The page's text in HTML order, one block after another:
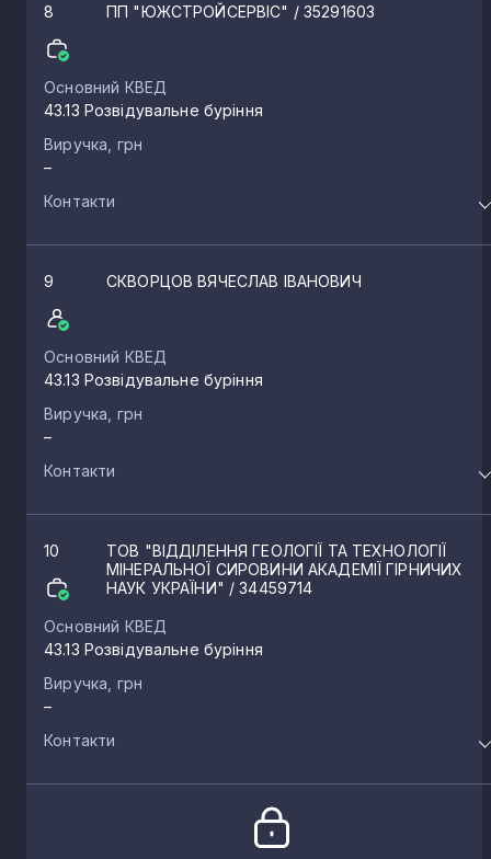
8 ПП "ЮЖСТРОЙСЕРВІС" / 35291603
Основний КВЕД
43.13 Розвідувальне буріння
Виручка, грн
–
Контакти
9 СКВОРЦОВ ВЯЧЕСЛАВ ІВАНОВИЧ
Основний КВЕД
43.13 Розвідувальне буріння
Виручка, грн
–
Контакти
10
ТОВ "ВІДДІЛЕННЯ ГЕОЛОГІЇ ТА ТЕХНОЛОГІЇ
МІНЕРАЛЬНОЇ СИРОВИНИ АКАДЕМІЇ ГІРНИЧИХ
НАУК УКРАЇНИ" / 34459714
Основний КВЕД
43.13 Розвідувальне буріння
Виручка, грн
–
Контакти